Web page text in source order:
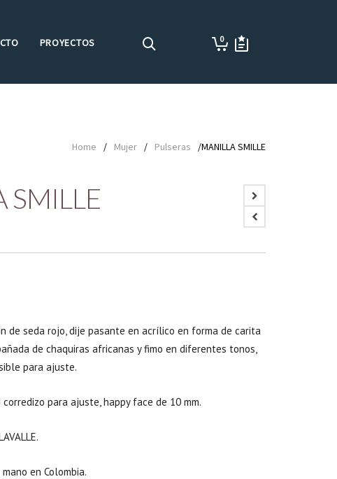
0
PROYECTOS
Home / Mujer / Pulseras /MANILLA SMILLE
SMILLE
de seda rojo, dije pasante en acrílico en forma de carita
de chaquiras africanas y fimo en diferentes tonos,
para ajuste.
corredizo para ajuste, happy face de 10 mm.
en Colombia.